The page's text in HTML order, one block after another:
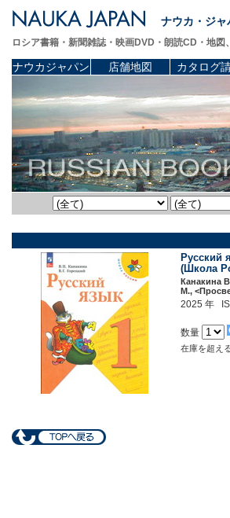
ナウカ・ジャ
ロシア書籍・新聞雑誌・映画DVD・朗読CD・地
ナウカジャパン 店舗地図 カタログ
Русский
(Школа
Канакина
М.,
2025 年
数量
在庫を超え